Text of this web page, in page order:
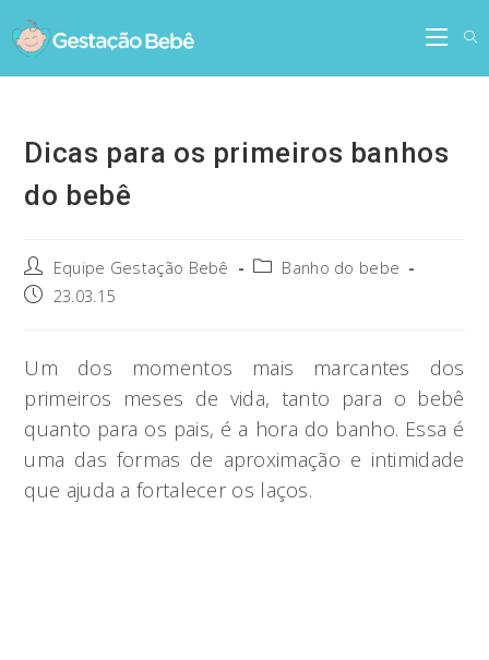
to
content
Dicas para os primeiros banhos
do bebê
Post
author:
Equipe Gestação Bebê
PostBanho do bebe
Post23.03.15
Um dos momentos mais marcantes dos
primeiros meses de vida, tanto para o bebê
quanto para os pais, é a hora do banho. Essa é
uma das formas de aproximação e intimidade
que ajuda a fortalecer os laços.